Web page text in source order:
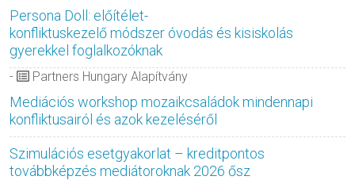
Persona Doll: előítélet-
konfliktuskezelő módszer óvodás és kisiskolás
gyerekkel foglalkozóknak
- Partners Hungary Alapítvány
Mediációs workshop mozaikcsaládok mindennapi
konfliktusairól és azok kezeléséről
Szimulációs esetgyakorlat – kreditpontos
továbbképzés mediátoroknak 2026 ősz